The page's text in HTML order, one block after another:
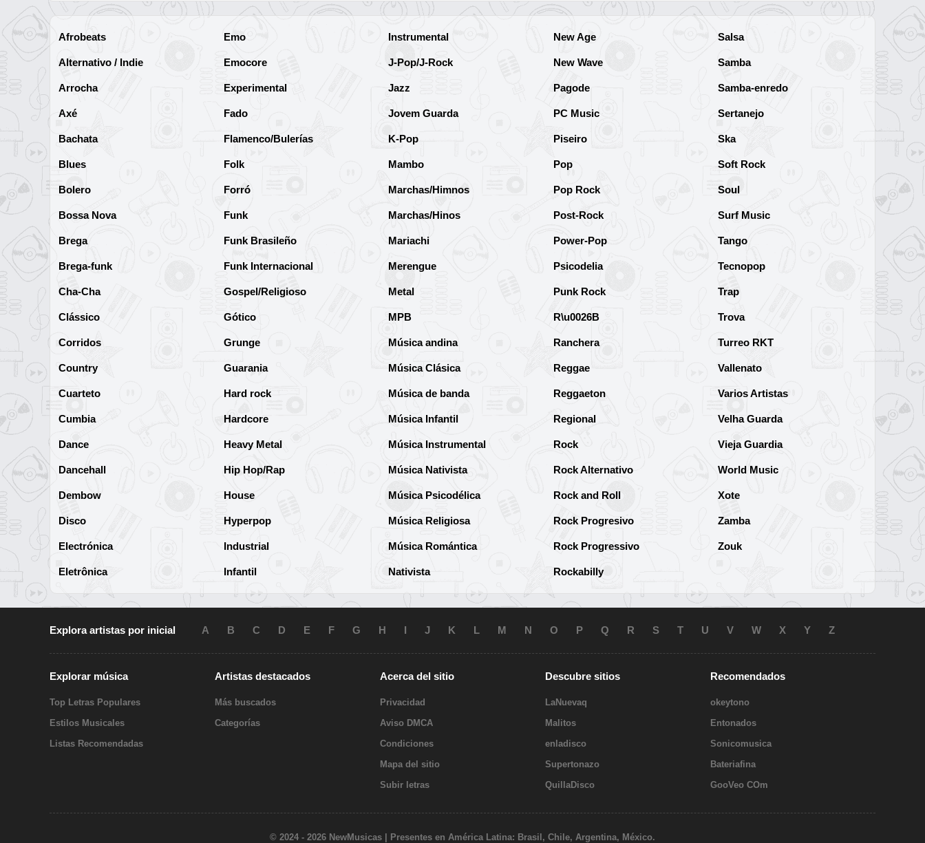
Afrobeats
Alternativo / Indie
Arrocha
Axé
Bachata
Blues
Bolero
Bossa Nova
Brega
Brega-funk
Cha-Cha
Clássico
Corridos
Country
Cuarteto
Cumbia
Dance
Dancehall
Dembow
Disco
Electrónica
Eletrônica
Emo
Emocore
Experimental
Fado
Flamenco/Bulerías
Folk
Forró
Funk
Funk Brasileño
Funk Internacional
Gospel/Religioso
Gótico
Grunge
Guarania
Hard rock
Hardcore
Heavy Metal
Hip Hop/Rap
House
Hyperpop
Industrial
Infantil
Instrumental
J-Pop/J-Rock
Jazz
Jovem Guarda
K-Pop
Mambo
Marchas/Himnos
Marchas/Hinos
Mariachi
Merengue
Metal
MPB
Música andina
Música Clásica
Música de banda
Música Infantil
Música Instrumental
Música Nativista
Música Psicodélica
Música Religiosa
Música Romántica
Nativista
New Age
New Wave
Pagode
PC Music
Piseiro
Pop
Pop Rock
Post-Rock
Power-Pop
Psicodelia
Punk Rock
R\u0026B
Ranchera
Reggae
Reggaeton
Regional
Rock
Rock Alternativo
Rock and Roll
Rock Progresivo
Rock Progressivo
Rockabilly
Salsa
Samba
Samba-enredo
Sertanejo
Ska
Soft Rock
Soul
Surf Music
Tango
Tecnopop
Trap
Trova
Turreo RKT
Vallenato
Varios Artistas
Velha Guarda
Vieja Guardia
World Music
Xote
Zamba
Zouk
Explora artistas por inicial A B C D E F G H I J K L M N O P Q R S T U V W X Y Z
Explorar música
Top Letras Populares
Estilos Musicales
Listas Recomendadas
Artistas destacados
Más buscados
Categorías
Acerca del sitio
Privacidad
Aviso DMCA
Condiciones
Mapa del sitio
Subir letras
Descubre sitios
LaNuevaq
Malitos
enladisco
Supertonazo
QuillaDisco
Recomendados
okeytono
Entonados
Sonicomusica
Bateriafina
GooVeo COm
© 2024 - 2026 NewMusicas | Presentes en América Latina: Brasil, Chile, Argentina, México.